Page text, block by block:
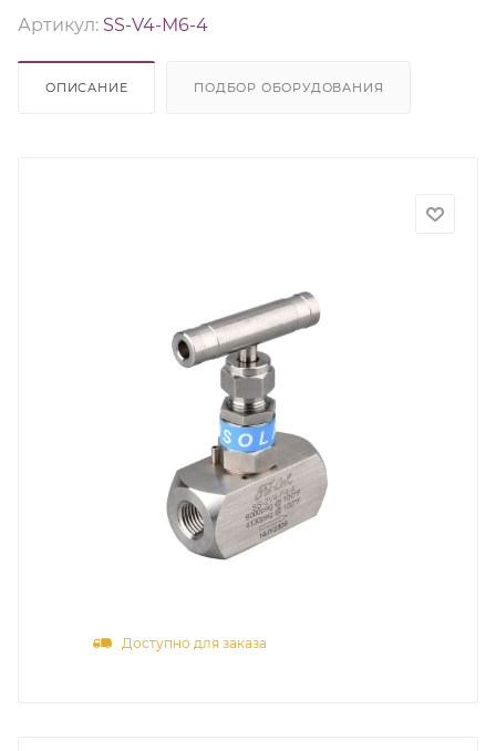
Артикул: SS-V4-M6-4
ОПИСАНИЕ ПОДБОР ОБОРУДОВАНИЯ
Доступно для заказа